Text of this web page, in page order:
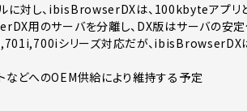
対し、ibisBrowserDXは、100kbyteアプリ
用のサーバを分離し、DX版はサーバの安定
シリーズ対応だが、ibisBrowserDX
どへのOEM供給により維持する予定